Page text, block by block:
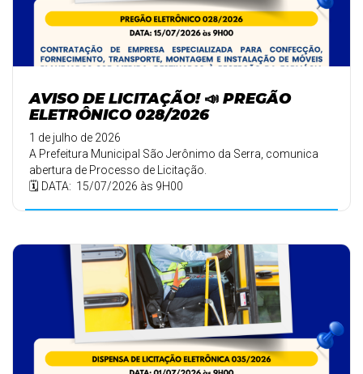
AVISO DE LICITAÇÃO! 📣 PREGÃO
ELETRÔNICO 028/2026
1 de julho de 2026
A Prefeitura Municipal São Jerônimo da Serra, comunica
abertura de Processo de Licitação.
🗓️ DATA: 15/07/2026 às 9H00